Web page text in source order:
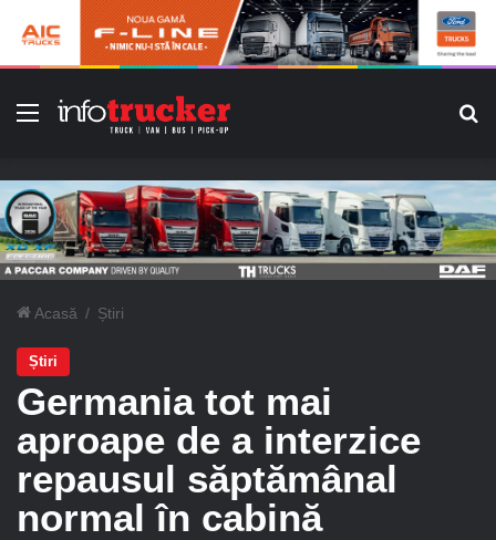
Meniu
Acasă / Știri
Știri
Germania tot mai
aproape de a interzice
repausul săptămânal
normal în cabină